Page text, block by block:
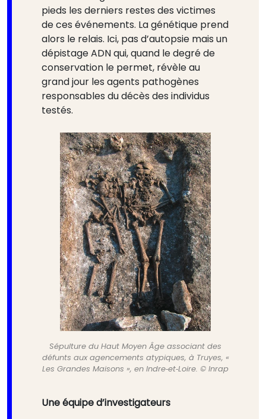
pieds les derniers restes des victimes
de ces événements. La génétique prend
alors le relais. Ici, pas d’autopsie mais un
dépistage ADN qui, quand le degré de
conservation le permet, révèle au
grand jour les agents pathogènes
responsables du décès des individus
testés.
Sépulture du Haut Moyen Âge associant des
défunts aux agencements atypiques, à Truyes, «
Les Grandes Maisons », en Indre‑et‑Loire. © Inrap
Une équipe d’investigateurs